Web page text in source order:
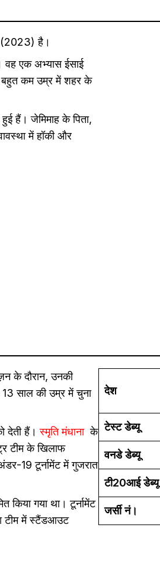
(2023) है।
वह एक अभ्यास ईसाई
बहुत कम उम्र में शहर के
हैं। जेमिमाह के पिता,
में हॉकी और
के दौरान, उनकी
साल की उम्र में चुना
देती हैं।स्मृति मंधानाके
टीम के खिलाफ
19 टूर्नामेंट में गुजरात
किया गया था। टूर्नामेंट
टीम में स्टैंडआउट
देश
टेस्ट डेब्यू
वनडे डेब्यू
टी20आई डेब्यू
जर्सी नं।